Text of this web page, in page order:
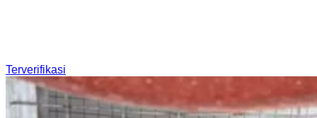
Terverifikasi